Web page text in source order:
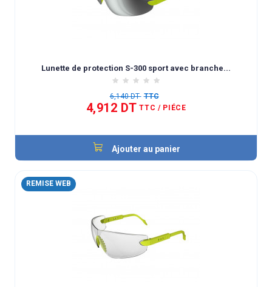
Lunette de protection S-300 sport avec branche...
6,140 DT TTC
4,912 DT TTC / PIÉCE
Ajouter au panier
REMISE WEB